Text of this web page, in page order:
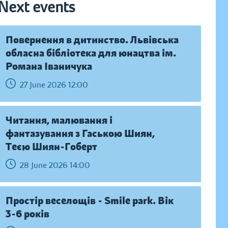
events
Повернення в дитинство. Львівська
обласна бібліотека для юнацтва ім.
Романа Іваничука
27 June 2026 12:00
Читання, малювання і
фантазування з Гаською Шиян,
Теєю Шиян-Гоберт
28 June 2026 14:00
Простір веселощів - Smile park. Вік
3-6 років